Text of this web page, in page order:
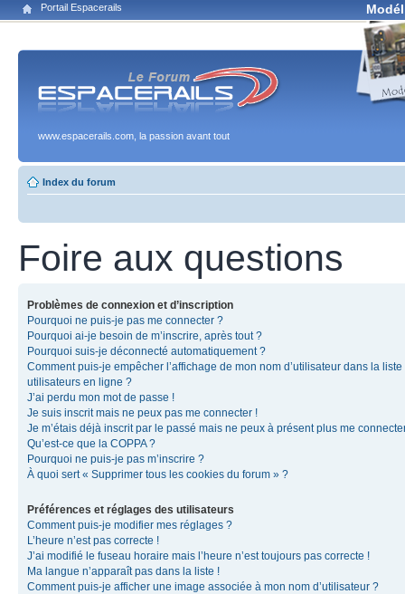
Portail Espacerails
www.espacerails.com, la passion avant tout
Index du forum
Foire aux questions
Problèmes de connexion et d’inscription
Pourquoi ne puis-je pas me connecter ?
Pourquoi ai-je besoin de m’inscrire, après tout ?
Pourquoi suis-je déconnecté automatiquement ?
Comment puis-je empêcher l’affichage de mon nom d’utilisateur dans la liste
utilisateurs en ligne ?
J’ai perdu mon mot de passe !
Je suis inscrit mais ne peux pas me connecter !
Je m’étais déjà inscrit par le passé mais ne peux à présent plus me
Qu’est-ce que la COPPA ?
Pourquoi ne puis-je pas m’inscrire ?
À quoi sert « Supprimer tous les cookies du forum » ?
Préférences et réglages des utilisateurs
Comment puis-je modifier mes réglages ?
L’heure n’est pas correcte !
J’ai modifié le fuseau horaire mais l’heure n’est toujours pas correcte !
Ma langue n’apparaît pas dans la liste !
Comment puis-je afficher une image associée à mon nom d’utilisateur ?